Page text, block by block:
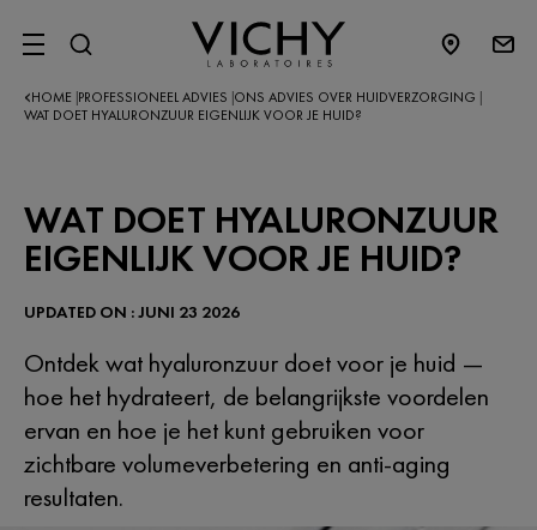
SITE MENU
HOME PROFESSIONEEL ADVIES ONS ADVIES OVER HUIDVERZORGING
WAT DOET HYALURONZUUR EIGENLIJK VOOR JE HUID?
WAT DOET HYALURONZUUR
EIGENLIJK VOOR JE HUID?
Ontdek wat hyaluronzuur doet voor je huid —
hoe het hydrateert, de belangrijkste voordelen
ervan en hoe je het kunt gebruiken voor
zichtbare volumeverbetering en anti-aging
resultaten.
UPDATED ON : JUNI 23 2026